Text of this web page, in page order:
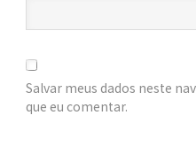
Salvar meus dados neste
que eu comentar.